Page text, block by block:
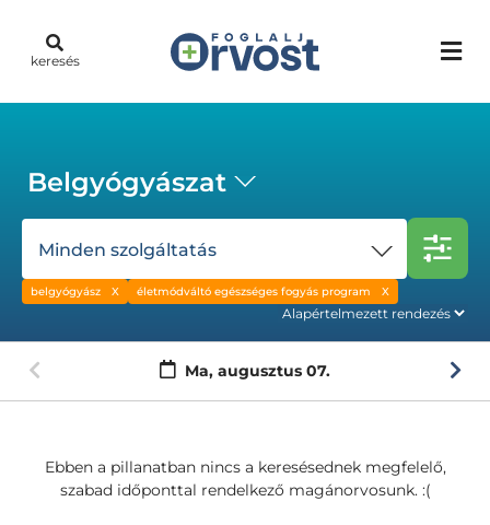
keresés
Belgyógyászat
Minden szolgáltatás
belgyógyász életmódváltó egészséges fogyás program
Ma, augusztus 07.
Ebben a pillanatban nincs a keresésednek megfelelő,
szabad időponttal rendelkező magánorvosunk. :(